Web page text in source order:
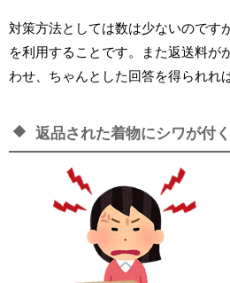
対策方法としては数は少ないのです
を利用することです。また返送料が
わせ、ちゃんとした回答を得られれ
返品された着物にシワが付く